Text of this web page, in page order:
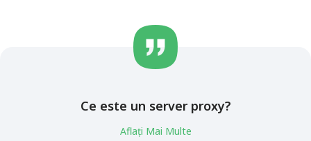
Ce este un server proxy?
Aflați Mai Multe